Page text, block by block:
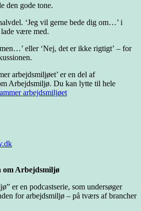
den gode tone.
‘Jeg vil gerne bede dig om…’ i
være med.
eller ‘Nej, det er ikke rigtigt’ – for
arbejdsmiljøet’ er en del af
Arbejdsmiljø. Du kan lytte til hele
arbejdsmiljøet
om Arbejdsmiljø
er en podcastserie, som undersøger
for arbejdsmiljø – på tværs af brancher